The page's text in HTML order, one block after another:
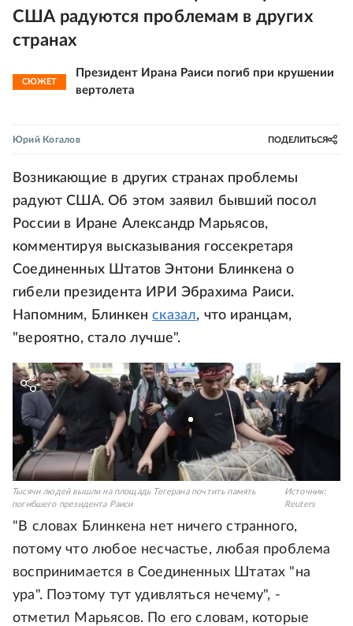
США радуются проблемам в других
странах
СЮЖЕТ
Президент Ирана Раиси погиб при крушении
вертолета
Юрий Когалов ПОДЕЛИТЬСЯ
Возникающие в других странах проблемы
радуют США. Об этом заявил бывший посол
России в Иране Александр Марьясов,
комментируя высказывания госсекретаря
Соединенных Штатов Энтони Блинкена о
гибели президента ИРИ Эбрахима Раиси.
Напомним, Блинкенсказал, что иранцам,
"вероятно, стало лучше".
Тысячи людей вышли на площадь Тегерана почтить память
погибшего президента Раиси
Источник:
Reuters
"В словах Блинкена нет ничего странного,
потому что любое несчастье, любая проблема
воспринимается в Соединенных Штатах "на
ура". Поэтому тут удивляться нечему", -
отметил Марьясов. По его словам, которые